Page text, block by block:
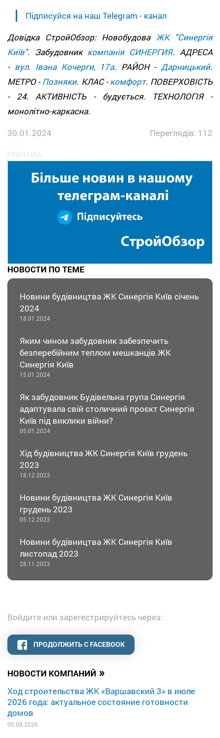
НОВОСТИ КОМПАНИЙ »
Ход строительства ЖК «Варшавский 3» в июле
2026 года: актуальное состояние готовности
домов
05.08.2026
Підписуйся на наш Telegram - канал
Довідка СтройОбзор: Новобудова ЖК "Синергія
Київ". Забудовник компанія СИНЕРГИЯ. АДРЕСА
- вул. Івана Кочерги, 17а. РАЙОН -Дарницький.
МЕТРО -Позняки. КЛАС -комфорт. ПОВЕРХОВІСТЬ
- 24. АКТИВНІСТЬ - будується. ТЕХНОЛОГІЯ -
монолітно-каркасна.
30.01.2024
Переглядів: 112
НОВОСТИ ПО ТЕМЕ
Новини будівництва ЖК Синергія Київ січень
2024
18.01.2024
Яким чином забудовник забезпечить
безперебійним теплом мешканців ЖК
Синергія Київ
15.01.2024
Як забудовник Будівельна група Синергія
адаптувала свій столичний проєкт Синергія
Київ під виклики війни?
05.01.2024
Хід будівництва ЖК Синергія Київ грудень
2023
18.12.2023
Новини будівництва ЖК Синергія Київ
грудень 2023
05.12.2023
Новини будівництва ЖК Синергія Київ
листопад 2023
28.11.2023
Войдите или зарегестрируйтесь через:
ПРОДОЛЖИТЬ С FACEBOOK